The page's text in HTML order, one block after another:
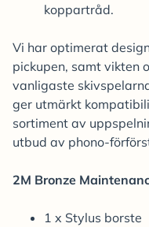
koppartråd.
Vi har optimerat
pickupen, samt vikten
vanligaste
ger utmärkt
sortiment av
utbud av phono-
2M Bronze
1 x Stylus borste